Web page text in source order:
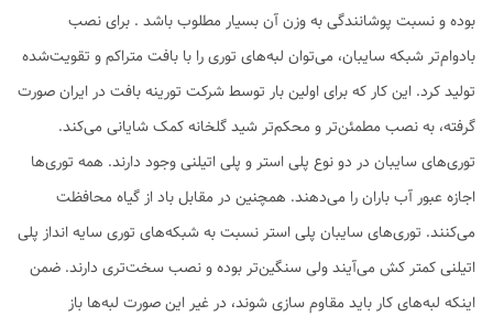
بوده و نسبت پوشانندگی به وزن آن بسیار مطلوب باشد . برای نصب
بادوام‌تر شبکه سایبان، می‌توان لبه‌های توری را با بافت متراکم و تقویت‌شده
تولید کرد. این کار که برای اولین بار توسط شرکت تورینه بافت در ایران صورت
گرفته، به نصب مطمئن‌تر و محکم‌تر شید گلخانه کمک شایانی می‌کند.
توری‌های سایبان در دو نوع پلی استر و پلی اتیلنی وجود دارند. همه توری‌ها
اجازه عبور آب باران را می‌دهند. همچنین در مقابل باد از گیاه محافظت
می‌کنند. توری‌های سایبان پلی استر نسبت به شبکه‌های توری سایه انداز پلی
اتیلنی کمتر کش می‌آیند ولی سنگین‌تر بوده و نصب سخت‌تری دارند. ضمن
اینکه لبه‌های کار باید مقاوم سازی شوند، در غیر این صورت لبه‌ها باز